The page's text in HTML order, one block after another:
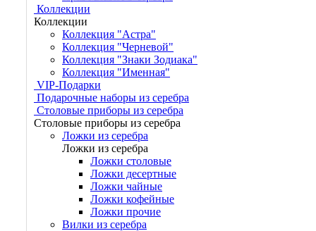
Коллекции
Коллекции
Коллекция "Астра"
Коллекция "Черневой"
Коллекция "Знаки Зодиака"
Коллекция "Именная"
VIP-Подарки
Подарочные наборы из серебра
Столовые приборы из серебра
Столовые приборы из серебра
Ложки из серебра
Ложки из серебра
Ложки столовые
Ложки десертные
Ложки чайные
Ложки кофейные
Ложки прочие
Вилки из серебра